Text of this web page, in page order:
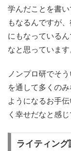
学んだことを書
もなるんですが
にもなっている
なと思っています
ノンプロ研でそ
を通して多くの
ようになるお手
く幸せだなと感
ライティング